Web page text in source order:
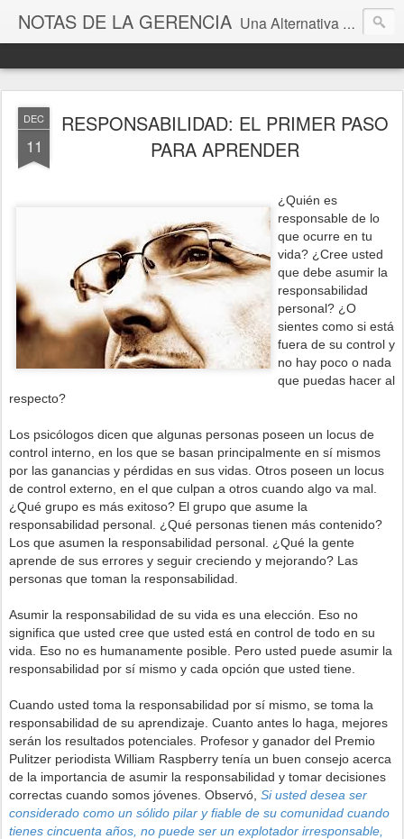
NOTAS DE LA GERENCIA Una Alternativa para la Gestión
DEC
11
RESPONSABILIDAD: EL PRIMER PASO
PARA APRENDER
¿Quién es
responsable de lo
que ocurre en tu
vida? ¿Cree usted
que debe asumir la
responsabilidad
personal? ¿O
sientes como si está
fuera de su control y
no hay poco o nada
que puedas hacer al
respecto?
Los psicólogos dicen que algunas personas poseen un locus de
control interno, en los que se basan principalmente en sí mismos
por las ganancias y pérdidas en sus vidas. Otros poseen un locus
de control externo, en el que culpan a otros cuando algo va mal.
¿Qué grupo es más exitoso? El grupo que asume la
responsabilidad personal. ¿Qué personas tienen más contenido?
Los que asumen la responsabilidad personal. ¿Qué la gente
aprende de sus errores y seguir creciendo y mejorando? Las
personas que toman la responsabilidad.
Asumir la responsabilidad de su vida es una elección. Eso no
significa que usted cree que usted está en control de todo en su
vida. Eso no es humanamente posible. Pero usted puede asumir la
responsabilidad por sí mismo y cada opción que usted tiene.
Cuando usted toma la responsabilidad por sí mismo, se toma la
responsabilidad de su aprendizaje. Cuanto antes lo haga, mejores
serán los resultados potenciales. Profesor y ganador del Premio
Pulitzer periodista William Raspberry tenía un buen consejo acerca
de la importancia de asumir la responsabilidad y tomar decisiones
correctas cuando somos jóvenes. Observó, Si usted desea ser
considerado como un sólido pilar y fiable de su comunidad cuando
tienes cincuenta años, no puede ser un explotador irresponsable,